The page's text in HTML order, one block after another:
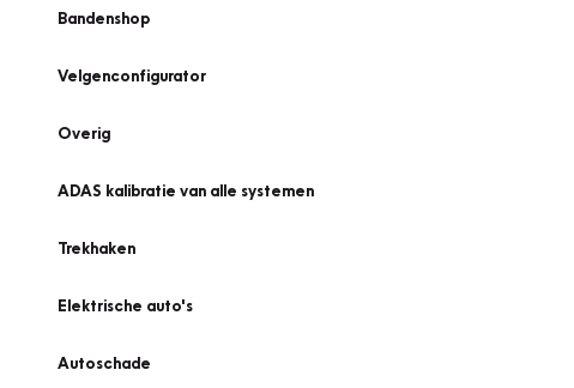
Bandenshop
Velgenconfigurator
Overig
ADAS kalibratie van alle systemen
Trekhaken
Elektrische auto's
Autoschade